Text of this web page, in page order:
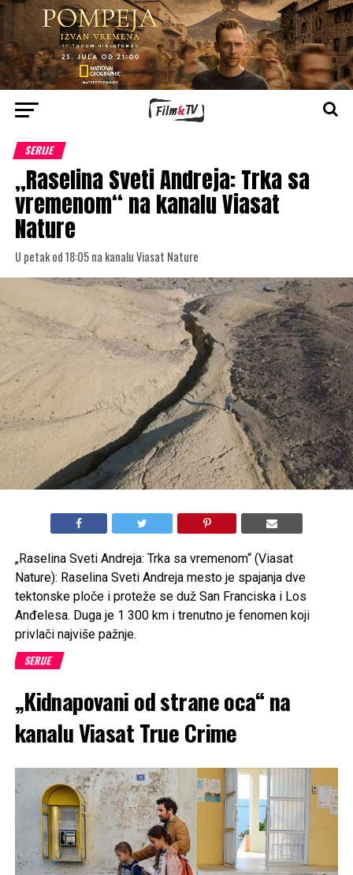
SERIJE
„Raselina Sveti Andreja: Trka sa
vremenom“ na kanalu Viasat
Nature
U petak od 18:05 na kanalu Viasat Nature
„Raselina Sveti Andreja: Trka sa vremenom“ (Viasat
Nature): Raselina Sveti Andreja mesto je spajanja dve
tektonske ploče i proteže se duž San Franciska i Los
Anđelesa. Duga je 1 300 km i trenutno je fenomen koji
privlači najviše pažnje.
SERIJE
„Kidnapovani od strane oca“ na
kanalu Viasat True Crime